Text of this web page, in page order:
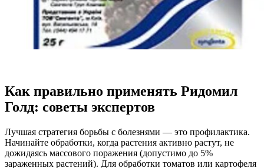
Как правильно применять Ридомил
Голд: советы экспертов
Лучшая стратегия борьбы с болезнями — это профилактика.
Начинайте обработки, когда растения активно растут, не
дожидаясь массового поражения (допустимо до 5%
зараженных растений). Для обработки томатов или картофеля